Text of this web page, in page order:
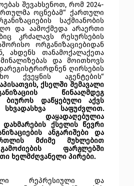
შევახსენოთ, რომ 2024-
ოცნებამ“ ქართული
საქმიანობის
და აამოქმედა არაერთი
კრძალავს რესურსების
ორგანიზაციებიდან
ახდენს თანამოქალაქეთა
და მოითხოვს
ღირსების
ქვეყნის აგენტების“
ქსელში შემავალი
წინააღმდეგ
ბიუროს დაწყებული აქვს
საფუძვლით.
დაყადაღებულია
ქსელის წევრი
ანგარიშები და
მძიმე მუხლებით
ფარგლებში
ხელმძღვანელი პირები.
რეპრესიული და